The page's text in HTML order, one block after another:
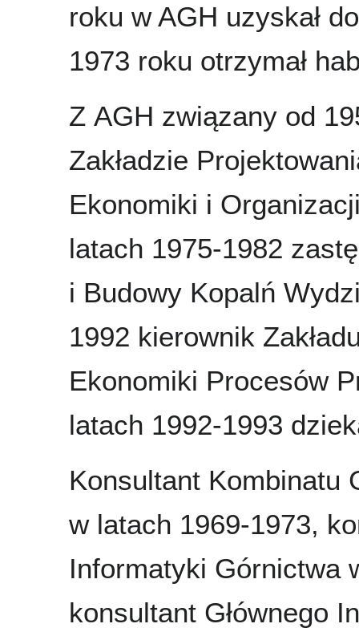
roku w AGH uzyskał
1973 roku otrzymał
Z AGH związany od
Zakładzie
Ekonomiki i
latach 1975-1982
i Budowy Kopalń
1992 kierownik
Ekonomiki Procesów
latach 1992-1993
Konsultant Kombinatu
w latach 1969-1973,
Informatyki Górnictwa
konsultant Głównego